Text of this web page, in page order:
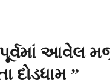
આવેલ
દોડધામ ”